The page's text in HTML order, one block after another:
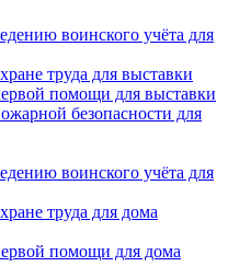
воинского учёта для
труда для выставки
помощи для выставки
безопасности для
воинского учёта для
труда для дома
помощи для дома